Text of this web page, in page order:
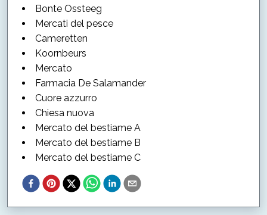
Bonte Ossteeg
Mercati del pesce
Cameretten
Koornbeurs
Mercato
Farmacia De Salamander
Cuore azzurro
Chiesa nuova
Mercato del bestiame A
Mercato del bestiame B
Mercato del bestiame C